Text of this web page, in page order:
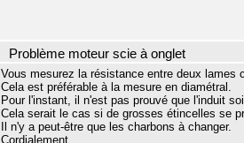
Problème moteur scie à onglet
Vous mesurez la résistance entre deux lames
Cela est préférable à la mesure en diamétral.
Pour l'instant, il n'est pas prouvé que l'induit
Cela serait le cas si de grosses étincelles se
Il n'y a peut-être que les charbons à changer.
Cordialement.